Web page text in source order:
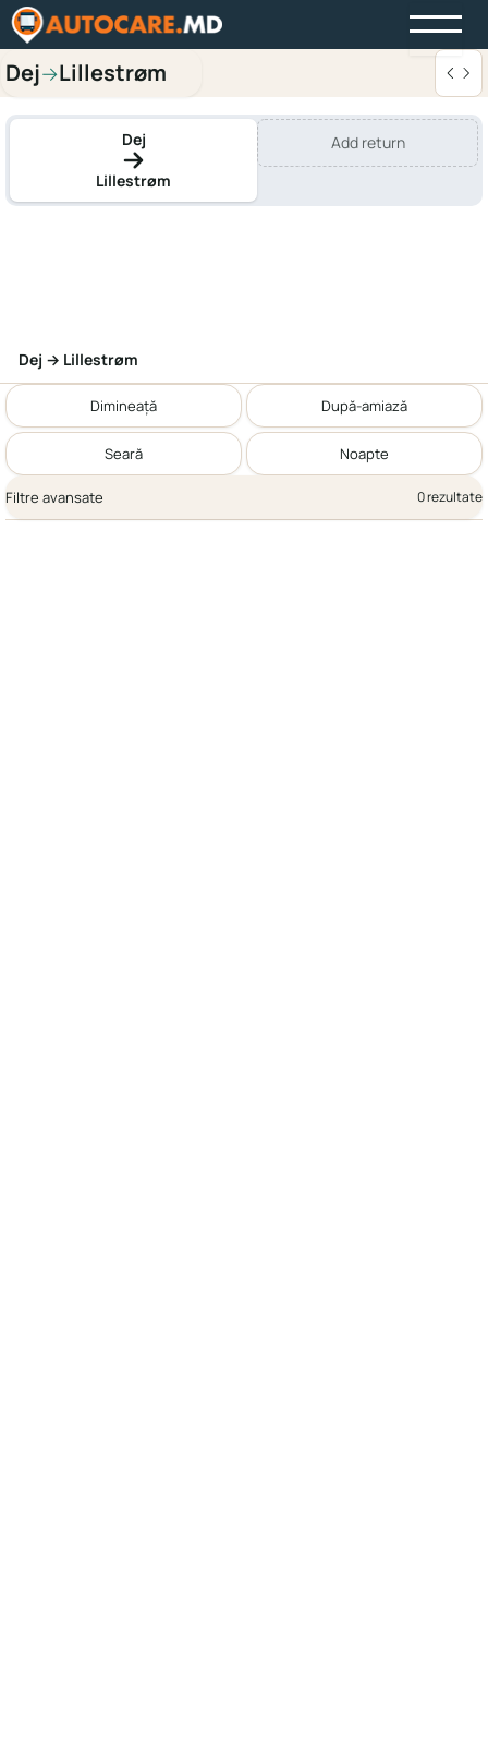
Dej→Lillestrøm
Dej
Lillestrøm
Add return
Dej → Lillestrøm
Dimineață După-amiază
Seară Noapte
Filtre avansate 0 rezultate